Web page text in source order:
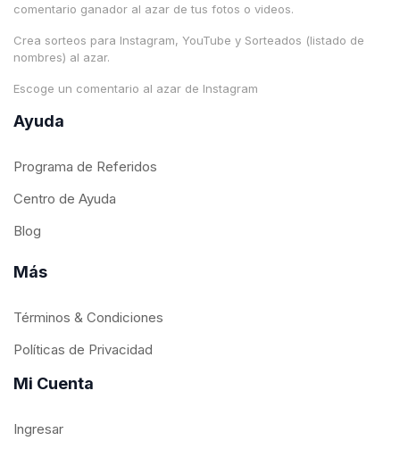
comentario ganador al azar de tus fotos o videos.
Crea sorteos para Instagram, YouTube y Sorteados (listado de
nombres) al azar.
Escoge un comentario al azar de Instagram
Ayuda
Programa de Referidos
Centro de Ayuda
Blog
Más
Términos & Condiciones
Políticas de Privacidad
Mi Cuenta
Ingresar